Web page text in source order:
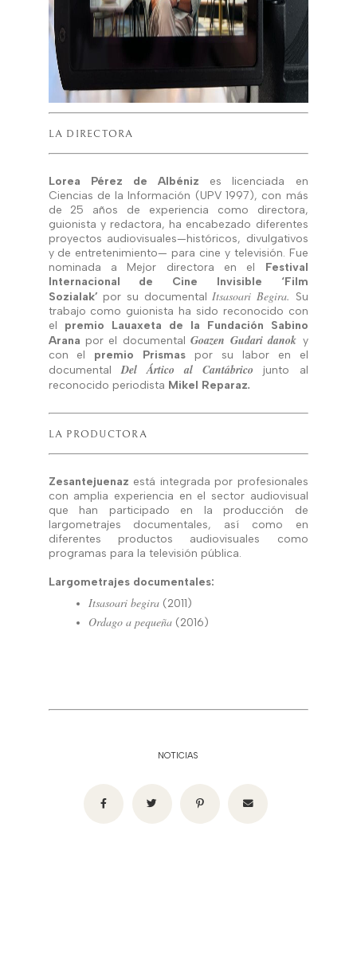
LA DIRECTORA
Lorea Pérez de Albéniz es licenciada en
Ciencias de la Información (UPV 1997), con más
de 25 años de experiencia como directora,
guionista y redactora, ha encabezado diferentes
proyectos audiovisuales—históricos, divulgativos
y de entretenimiento— para cine y televisión. Fue
nominada a Mejor directora en el Festival
Internacional de Cine Invisible ‘Film
Sozialak’ por su documentalItsasoari Begira. Su
trabajo como guionista ha sido reconocido con
el premio Lauaxeta de la Fundación Sabino
Arana por el documentalGoazen Gudari danok y
con el premio Prismas por su labor en el
documentalDel Ártico al Cantábrico junto al
reconocido periodista Mikel Reparaz.
LA PRODUCTORA
Zesantejuenaz está integrada por profesionales
con amplia experiencia en el sector audiovisual
que han participado en la producción de
largometrajes documentales, así como en
diferentes productos audiovisuales como
programas para la televisión pública.
Largometrajes documentales:
Itsasoari begira(2011)
Ordago a pequeña(2016)
NOTICIAS